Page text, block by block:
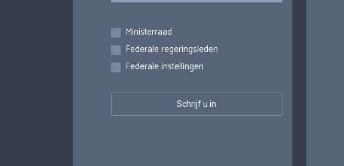
Inschrijvingen
Ministerraad
Federale regeringsleden
Federale instellingen